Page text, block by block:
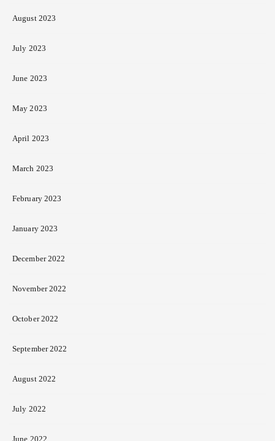
August 2023
July 2023
June 2023
May 2023
April 2023
March 2023
February 2023
January 2023
December 2022
November 2022
October 2022
September 2022
August 2022
July 2022
June 2022